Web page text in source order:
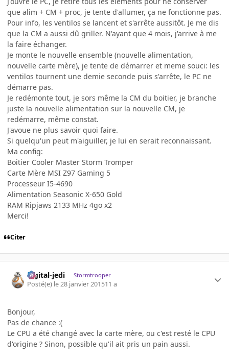
que alim + CM + proc, je tente d'allumer, ça ne fonctionne pas.
Pour info, les ventilos se lancent et s'arrête aussitôt. Je me dis
que la CM a aussi dû griller. N'ayant que 4 mois, j'arrive à me
la faire échanger.
Je monte le nouvelle ensemble (nouvelle alimentation,
nouvelle carte mère), je tente de démarrer et meme souci: les
ventilos tournent une demie seconde puis s'arrête, le PC ne
démarre pas.
Je redémonte tout, je sors même la CM du boitier, je branche
juste la nouvelle alimentation sur la nouvelle CM, je
redémarre, même constat.
J'avoue ne plus savoir quoi faire.
Si quelqu'un peut m'aiguiller, je lui en serait reconnaissant.
Ma config:
Boitier Cooler Master Storm Tromper
Carte Mère MSI Z97 Gaming 5
Processeur I5-4690
Alimentation Seasonic X-650 Gold
RAM Ripjaws 2133 MHz 4go x2
Merci!
Citer
digital-jedi Stormtrooper
Posté(e) le 28 janvier 201511 a
Bonjour,
Pas de chance :(
Le CPU a été changé avec la carte mère, ou c'est resté le CPU
d'origine ? Sinon, possible qu'il ait pris un pain aussi.